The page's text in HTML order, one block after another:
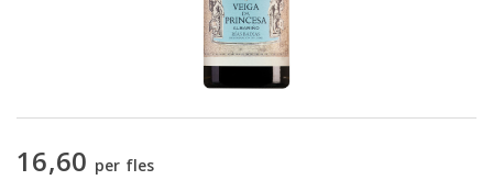
16,60 per fles